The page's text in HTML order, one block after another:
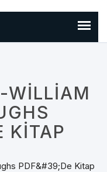
WILLIAM
KITAP
PDF&#39;de Kitap